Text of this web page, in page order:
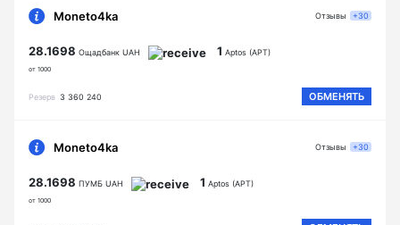
Moneto4ka
28.1698 Ощадбанк UAH
от 1000
1 Aptos (APT)
Резерв 3 360 240 ОБМЕНЯТЬ
Отзывы +30
Moneto4ka
28.1698 ПУМБ UAH
от 1000
1 Aptos (APT)
Отзывы +30